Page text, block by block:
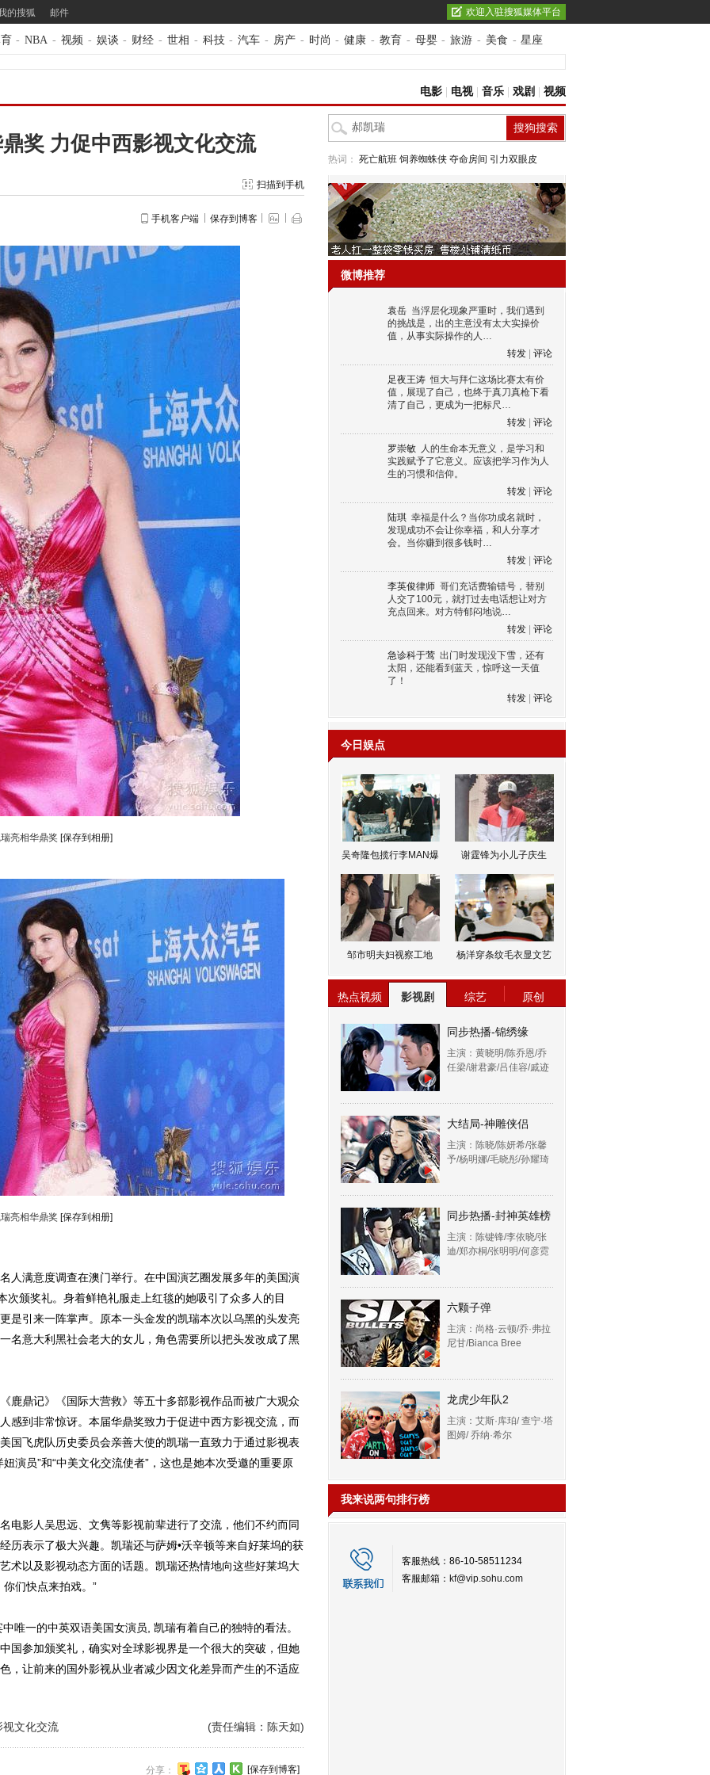
的搜狐 邮件 欢迎入驻搜狐媒体平台
- NBA - 视频 - 娱谈 - 财经 - 世相 - 科技 - 汽车 - 房产 - 时尚 - 健康 - 教育 - 母婴 - 旅游 - 美食 - 星座
电影 电视| 音乐 戏剧 视频
奖 力促中西影视文化交流
扫描到手机
手机客户端 保存到博客
亮相华鼎奖 [保存到相册]
亮相华鼎奖 [保存到相册]
满意度调查在澳门举行。在中国演艺圈发展多年的美国演
颁奖礼。身着鲜艳礼服走上红毯的她吸引了众多人的目
是引来一阵掌声。原本一头金发的凯瑞本次以乌黑的头发亮
名意大利黑社会老大的女儿，角色需要所以把头发改成了黑
鼎记》《国际大营救》等五十多部影视作品而被广大观众
感到非常惊讶。本届华鼎奖致力于促进中西方影视交流，而
国飞虎队历史委员会亲善大使的凯瑞一直致力于通过影视表
演员”和“中美文化交流使者”，这也是她本次受邀的重要原
影人吴思远、文隽等影视前辈进行了交流，他们不约而同
历表示了极大兴趣。凯瑞还与萨姆•沃辛顿等来自好莱坞的获
术以及影视动态方面的话题。凯瑞还热情地向这些好莱坞大
们快点来拍戏。”
一的中英双语美国女演员, 凯瑞有着自己的独特的看法。
国参加颁奖礼，确实对全球影视界是一个很大的突破，但她
，让前来的国外影视从业者减少因文化差异而产生的不适应
(责任编辑：陈天如)
视文化交流
分享： [保存到博客]
热词： 死亡航班 饲养蜘蛛侠 夺命房间 引力双眼皮
微博推荐
袁岳 当浮层化现象严重时，我们遇到
的挑战是，出的主意没有太大实操价
值，从事实际操作的人…
转发
评论
足夜王涛 恒大与拜仁这场比赛太有价
值，展现了自己，也终于真刀真枪下看
清了自己，更成为一把标尺…
转发
评论
罗崇敏 人的生命本无意义，是学习和
实践赋予了它意义。应该把学习作为人
生的习惯和信仰。
转发
评论
陆琪 幸福是什么？当你功成名就时，
发现成功不会让你幸福，和人分享才
会。当你赚到很多钱时…
转发
评论
李英俊律师 哥们充话费输错号，替别
人交了100元，就打过去电话想让对方
充点回来。对方特郁闷地说…
转发
评论
急诊科于莺 出门时发现没下雪，还有
太阳，还能看到蓝天，惊呼这一天值
了！
转发
评论
今日娱点
吴奇隆包揽行李MAN爆 谢霆锋为小儿子庆生
邹市明夫妇视察工地 杨洋穿条纹毛衣显文艺
热点视频 影视剧 综艺 原创
同步热播-锦绣缘
主演：黄晓明/陈乔恩/乔
任梁/谢君豪/吕佳容/戚迹
大结局-神雕侠侣
主演：陈晓/陈妍希/张馨
予/杨明娜/毛晓彤/孙耀琦
同步热播-封神英雄榜
主演：陈键锋/李依晓/张
迪/郑亦桐/张明明/何彦霓
六颗子弹
主演：尚格·云顿/乔·弗拉
尼甘/Bianca Bree
龙虎少年队2
主演：艾斯·库珀/ 查宁·塔
图姆/ 乔纳·希尔
我来说两句排行榜
客服热线：86-10-58511234
客服邮箱： kf@vip.sohu.com